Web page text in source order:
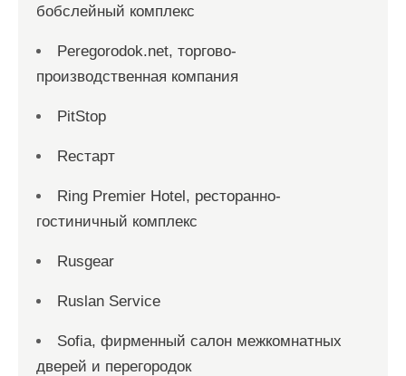
бобслейный комплекс
Peregorodok.net, торгово-
производственная компания
PitStop
Reстарт
Ring Premier Hotel, ресторанно-
гостиничный комплекс
Rusgear
Ruslan Service
Sofia, фирменный салон межкомнатных
дверей и перегородок